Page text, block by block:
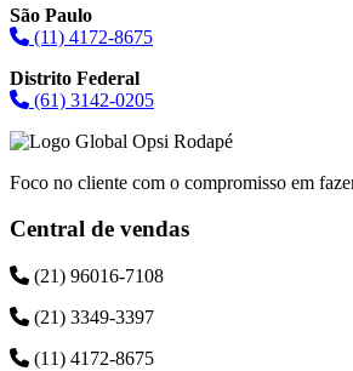
São Paulo
(11) 4172-8675
Distrito Federal
(61) 3142-0205
Foco no cliente com o compromisso em
Central de vendas
(21) 96016-7108
(21) 3349-3397
(11) 4172-8675